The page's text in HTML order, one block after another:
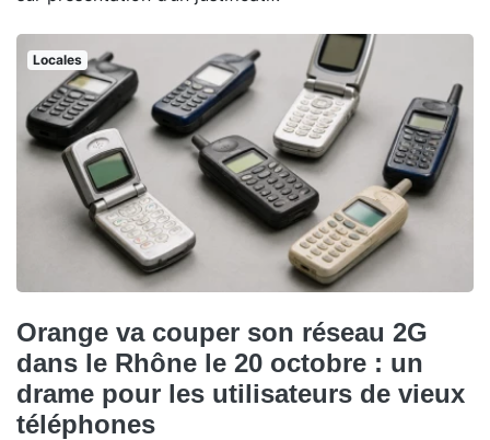
Locales
Orange va couper son réseau 2G
dans le Rhône le 20 octobre : un
drame pour les utilisateurs de vieux
téléphones